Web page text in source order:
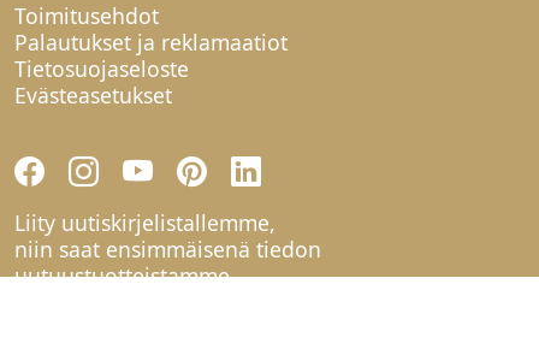
Toimitusehdot
Palautukset ja reklamaatiot
Tietosuojaseloste
Evästeasetukset
Liity uutiskirjelistallemme,
niin saat ensimmäisenä tiedon
uutuustuotteistamme.